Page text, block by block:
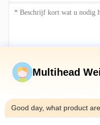
Multihead
Good day, what product